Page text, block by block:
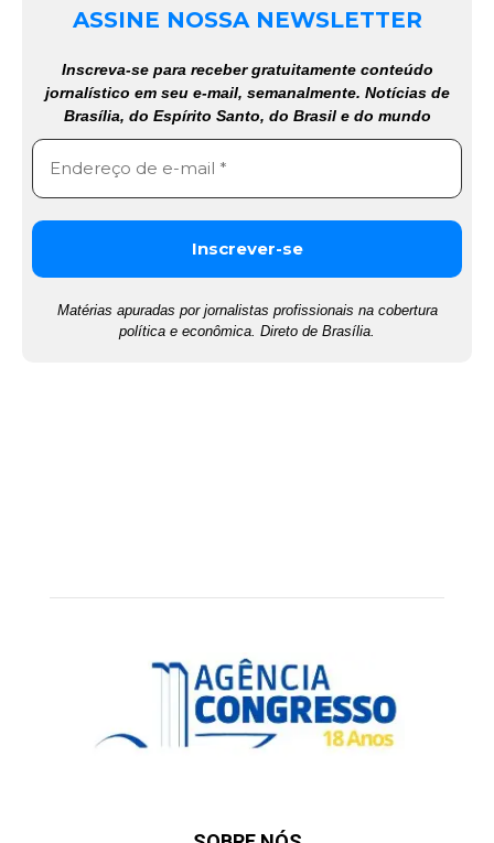
ASSINE NOSSA NEWSLETTER
Inscreva-se para receber gratuitamente conteúdo
jornalístico em seu e-mail, semanalmente. Notícias de
Brasília, do Espírito Santo, do Brasil e do mundo
Matérias apuradas por jornalistas profissionais na cobertura
política e econômica. Direto de Brasília.